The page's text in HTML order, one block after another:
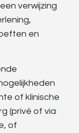
verwijzing
en
of klinische
(privé of via
of